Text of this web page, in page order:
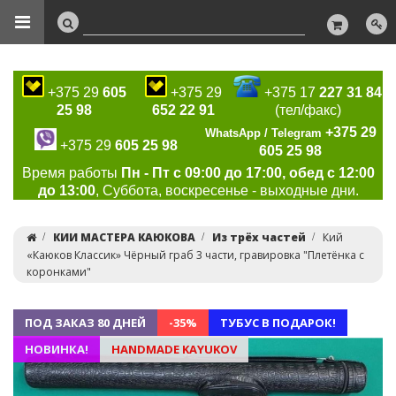
+375 29 605
25 98
+375 29
652 22 91
+375 17227 31 84
(тел/факс)
+375 29 605 25 98
WhatsApp / Telegram +375 29
605 25 98
Время работы Пн - Пт с 09:00 до 17:00, обед с 12:00
до 13:00, Суббота, воскресенье - выходные дни.
КИИ МАСТЕРА КАЮКОВА Из трёх частей
Кий
«Каюков Классик» Чёрный граб 3 части, гравировка "Плетёнка с
коронками"
ПОД ЗАКАЗ 80 ДНЕЙ -35%
ТУБУС В ПОДАРОК!
НОВИНКА!
HANDMADE KAYUKOV